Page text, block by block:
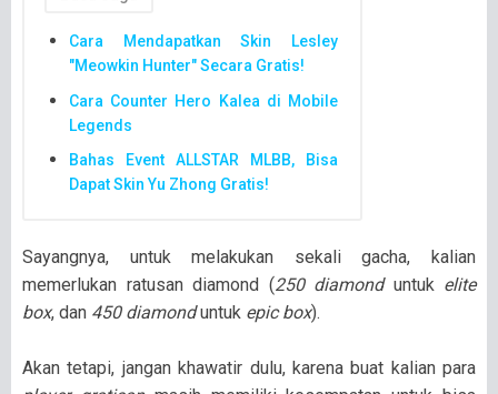
Cara Mendapatkan Skin Lesley
"Meowkin Hunter" Secara Gratis!
Cara Counter Hero Kalea di Mobile
Legends
Bahas Event ALLSTAR MLBB, Bisa
Dapat Skin Yu Zhong Gratis!
Sayangnya, untuk melakukan sekali gacha, kalian
memerlukan ratusan diamond (250 diamond untuk elite
box, dan 450 diamonduntuk epic box).
Akan tetapi, jangan khawatir dulu, karena buat kalian para